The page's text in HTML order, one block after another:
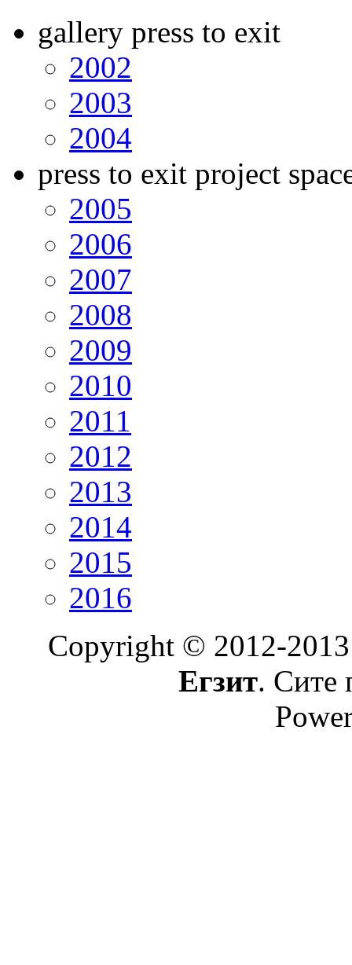
gallery press to exit
2002
2003
2004
press to exit project
2005
2006
2007
2008
2009
2010
2011
2012
2013
2014
2015
2016
Copyright © 2012-
Егзит. Сите